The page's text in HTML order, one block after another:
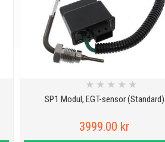
SP1 Modul, EGT-sensor (Standard)
★ ★ ★ ★ ★
3999.00 kr